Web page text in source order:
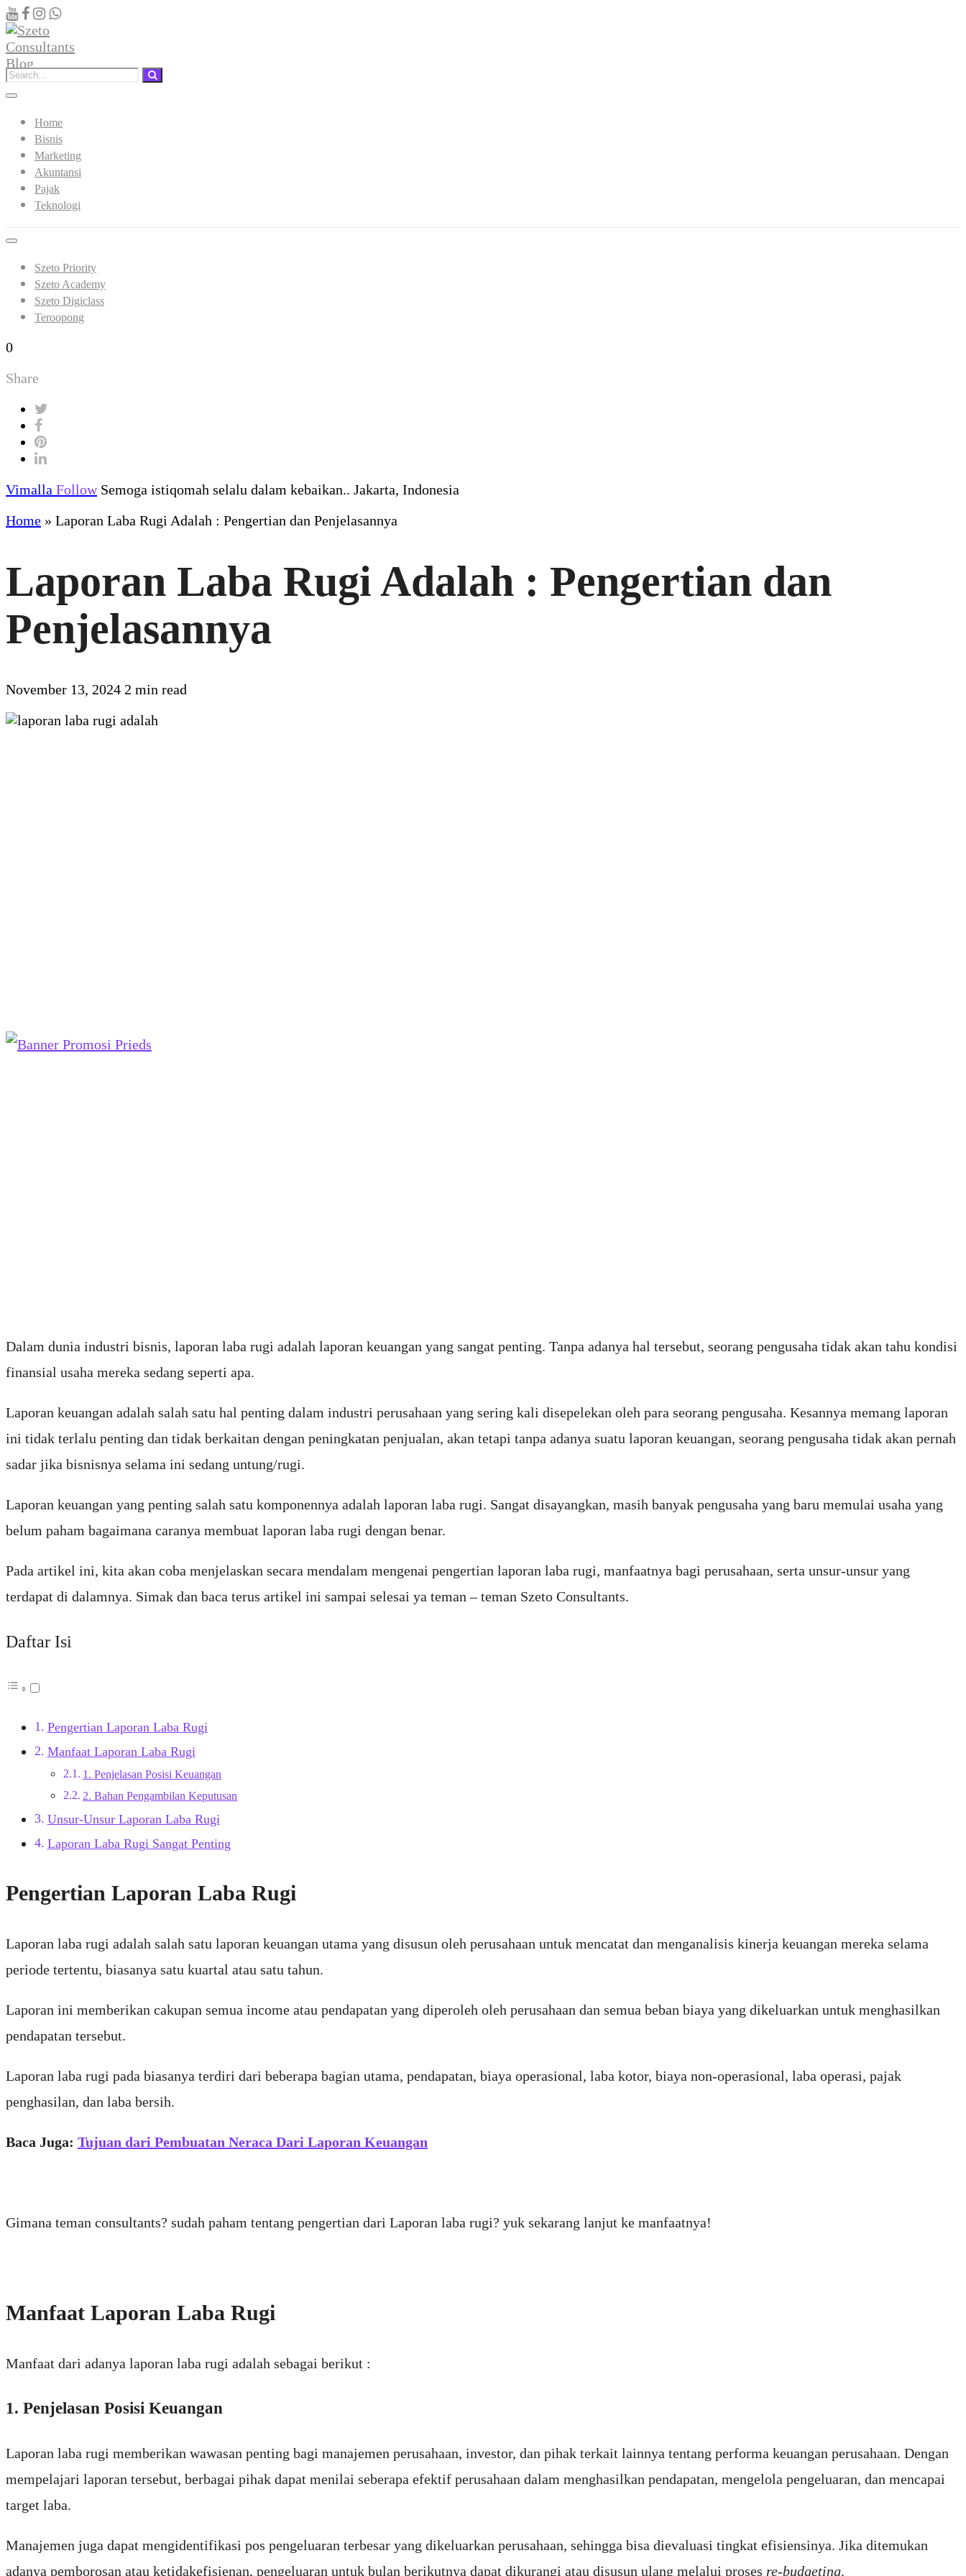
Home
Bisnis
Marketing
Akuntansi
Pajak
Teknologi
Szeto Priority
Szeto Academy
Szeto Digiclass
Teroopong
0
Share
Vimalla Follow Semoga istiqomah selalu dalam kebaikan.. Jakarta, Indonesia
Home » Laporan Laba Rugi Adalah : Pengertian dan Penjelasannya
Laporan Laba Rugi Adalah : Pengertian dan
Penjelasannya
November 13, 2024 2 min read
Dalam dunia industri bisnis, laporan laba rugi adalah laporan keuangan yang sangat penting. Tanpa adanya hal tersebut, seorang pengusaha tidak akan tahu kondisi
finansial usaha mereka sedang seperti apa.
Laporan keuangan adalah salah satu hal penting dalam industri perusahaan yang sering kali disepelekan oleh para seorang pengusaha. Kesannya memang laporan
ini tidak terlalu penting dan tidak berkaitan dengan peningkatan penjualan, akan tetapi tanpa adanya suatu laporan keuangan, seorang pengusaha tidak akan pernah
sadar jika bisnisnya selama ini sedang untung/rugi.
Laporan keuangan yang penting salah satu komponennya adalah laporan laba rugi. Sangat disayangkan, masih banyak pengusaha yang baru memulai usaha yang
belum paham bagaimana caranya membuat laporan laba rugi dengan benar.
Pada artikel ini, kita akan coba menjelaskan secara mendalam mengenai pengertian laporan laba rugi, manfaatnya bagi perusahaan, serta unsur-unsur yang
terdapat di dalamnya. Simak dan baca terus artikel ini sampai selesai ya teman – teman Szeto Consultants.
Daftar Isi
Pengertian Laporan Laba Rugi
Manfaat Laporan Laba Rugi
1. Penjelasan Posisi Keuangan
2. Bahan Pengambilan Keputusan
Unsur-Unsur Laporan Laba Rugi
Laporan Laba Rugi Sangat Penting
Pengertian Laporan Laba Rugi
Laporan laba rugi adalah salah satu laporan keuangan utama yang disusun oleh perusahaan untuk mencatat dan menganalisis kinerja keuangan mereka selama
periode tertentu, biasanya satu kuartal atau satu tahun.
Laporan ini memberikan cakupan semua income atau pendapatan yang diperoleh oleh perusahaan dan semua beban biaya yang dikeluarkan untuk menghasilkan
pendapatan tersebut.
Laporan laba rugi pada biasanya terdiri dari beberapa bagian utama, pendapatan, biaya operasional, laba kotor, biaya non-operasional, laba operasi, pajak
penghasilan, dan laba bersih.
Baca Juga: Tujuan dari Pembuatan Neraca Dari Laporan Keuangan
Gimana teman consultants? sudah paham tentang pengertian dari Laporan laba rugi? yuk sekarang lanjut ke manfaatnya!
Manfaat Laporan Laba Rugi
Manfaat dari adanya laporan laba rugi adalah sebagai berikut :
1. Penjelasan Posisi Keuangan
Laporan laba rugi memberikan wawasan penting bagi manajemen perusahaan, investor, dan pihak terkait lainnya tentang performa keuangan perusahaan. Dengan
mempelajari laporan tersebut, berbagai pihak dapat menilai seberapa efektif perusahaan dalam menghasilkan pendapatan, mengelola pengeluaran, dan mencapai
target laba.
Manajemen juga dapat mengidentifikasi pos pengeluaran terbesar yang dikeluarkan perusahaan, sehingga bisa dievaluasi tingkat efisiensinya. Jika ditemukan
adanya pemborosan atau ketidakefisienan, pengeluaran untuk bulan berikutnya dapat dikurangi atau disusun ulang melalui proses re-budgeting.